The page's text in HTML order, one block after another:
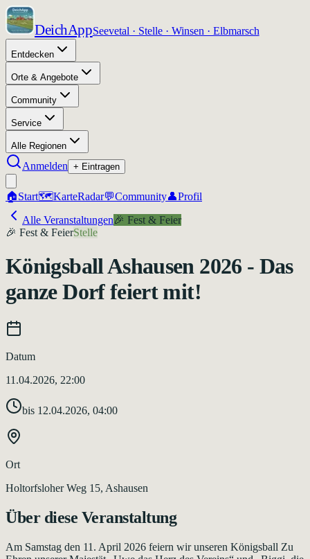
DeichAppSeevetal · Stelle · Winsen · Elbmarsch
Entdecken
Orte & Angebote
Community
Service
Alle Regionen
Anmelden + Eintragen
🏠Start🗺️KarteRadar💬Community👤Profil
Alle Veranstaltungen🎉 Fest & Feier
🎉 Fest & FeierStelle
Königsball Ashausen 2026 - Das
ganze Dorf feiert mit!
Datum
11.04.2026, 22:00
bis 12.04.2026, 04:00
Ort
Holtorfsloher Weg 15, Ashausen
Über diese Veranstaltung
Am Samstag den 11. April 2026 feiern wir unseren Königsball Zu